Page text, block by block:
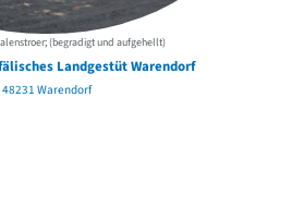
(begradigt und aufgehellt)
Landgestüt Warendorf
48231 Warendorf